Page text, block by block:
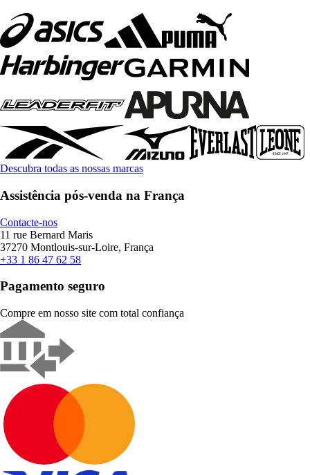
Descubra todas as nossas marcas
Assistência pós-venda na França
Contacte-nos
11 rue Bernard Maris
37270 Montlouis-sur-Loire, França
+33 1 86 47 62 58
Pagamento seguro
Compre em nosso site com total confiança